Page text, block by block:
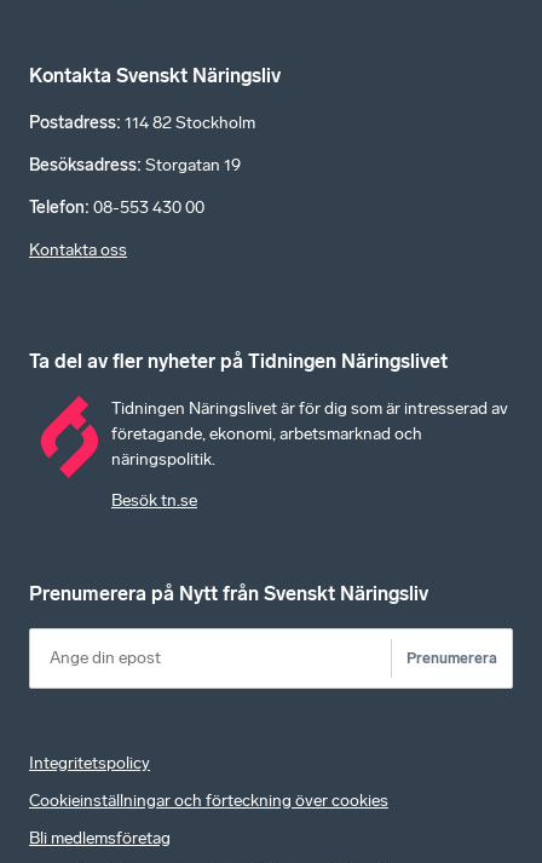
Kontakta Svenskt Näringsliv
Postadress: 114 82 Stockholm
Besöksadress: Storgatan 19
Telefon: 08-553 430 00
Kontakta oss
Ta del av fler nyheter på Tidningen Näringslivet
Tidningen Näringslivet är för dig som är intresserad av
företagande, ekonomi, arbetsmarknad och
näringspolitik.
Besök tn.se
Prenumerera på Nytt från Svenskt Näringsliv
Prenumerera
Integritetspolicy
Cookieinställningar och förteckning över cookies
Bli medlemsföretag